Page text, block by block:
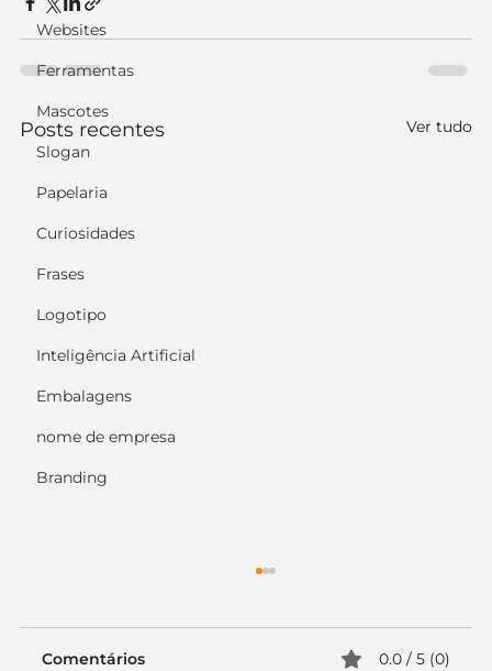
Websites
Ferramentas
Mascotes
Slogan
Papelaria
Curiosidades
Frases
Logotipo
Inteligência Artificial
Embalagens
nome de empresa
Branding
Posts recentes Ver tudo
Comentários 0.0 / 5 (0)